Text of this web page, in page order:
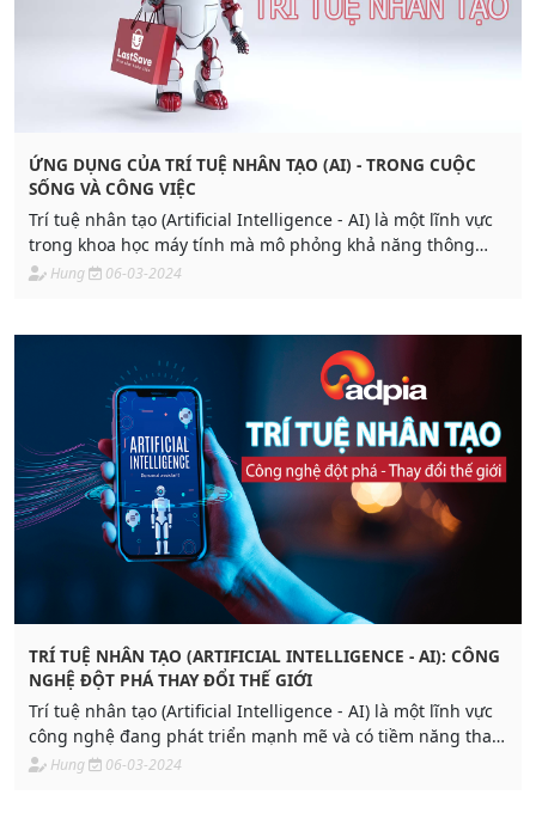
ỨNG DỤNG CỦA TRÍ TUỆ NHÂN TẠO (AI) - TRONG CUỘC
SỐNG VÀ CÔNG VIỆC
Trí tuệ nhân tạo (Artificial Intelligence - AI) là một lĩnh vực
trong khoa học máy tính mà mô phỏng khả năng thông
minh của con người trong các hệ thống máy tính. AI đã có
Hung 06-03-2024
TRÍ TUỆ NHÂN TẠO (ARTIFICIAL INTELLIGENCE - AI): CÔNG
NGHỆ ĐỘT PHÁ THAY ĐỔI THẾ GIỚI
Trí tuệ nhân tạo (Artificial Intelligence - AI) là một lĩnh vực
công nghệ đang phát triển mạnh mẽ và có tiềm năng thay
đổi cách chúng ta sống và làm việc. Trong bài viết này,
Hung 06-03-2024